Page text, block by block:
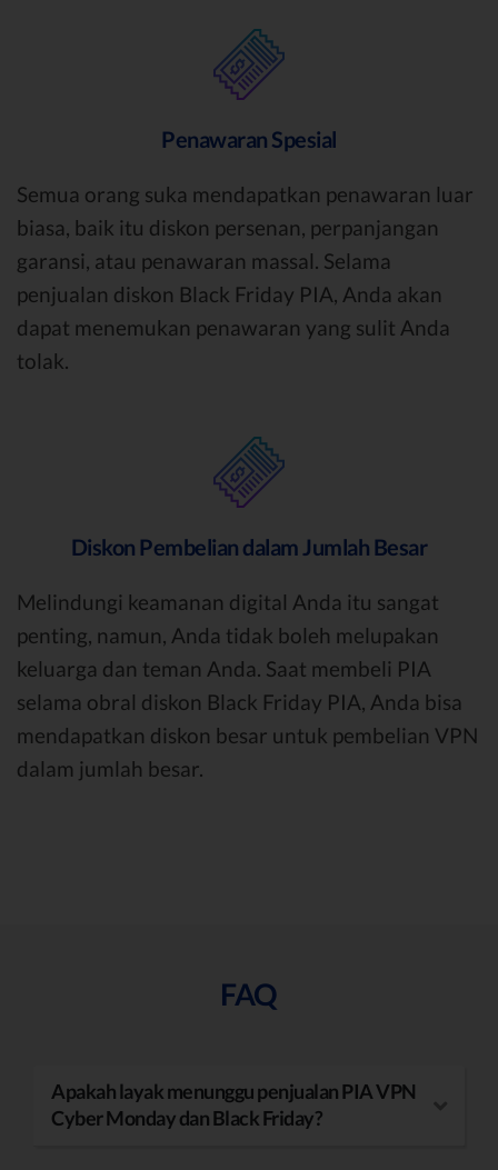
Penawaran Spesial
Semua orang suka mendapatkan penawaran luar
biasa, baik itu diskon persenan, perpanjangan
garansi, atau penawaran massal. Selama
penjualan diskon Black Friday PIA, Anda akan
dapat menemukan penawaran yang sulit Anda
tolak.
Diskon Pembelian dalam Jumlah Besar
Melindungi keamanan digital Anda itu sangat
penting, namun, Anda tidak boleh melupakan
keluarga dan teman Anda. Saat membeli PIA
selama obral diskon Black Friday PIA, Anda bisa
mendapatkan diskon besar untuk pembelian VPN
dalam jumlah besar.
FAQ
Apakah layak menunggu penjualan PIA VPN
Cyber Monday dan Black Friday?